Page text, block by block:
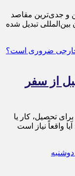
و جدی‌ترین مقاصد
تبدیل شده
از سفر
تحصیل، کار یا
واقعاً نیاز است